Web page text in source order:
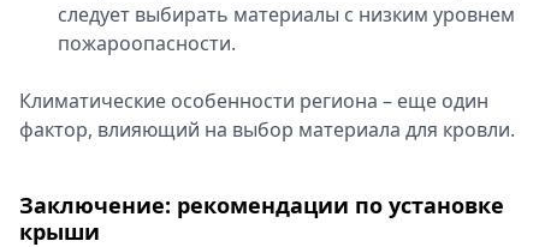
следует выбирать материалы с низким уровнем
пожароопасности.
Климатические особенности региона – еще один
фактор, влияющий на выбор материала для кровли.
Заключение: рекомендации по установке
крыши